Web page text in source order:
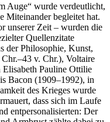
Auge“ wurde verdeutlicht,
Miteinander begleitet hat.
unserer Zeit – wurden die
Quellenzitate
der Philosophie, Kunst,
v. Chr.), Voltaire
Pauline Ottilie
Bacon (1909–1992), in
des Krieges wurde
dass sich im Laufe
entpersonalisierten: Der